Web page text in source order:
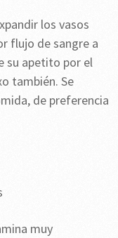
los vasos
flujo de sangre a
su apetito por el
también. Se
de preferencia
muy